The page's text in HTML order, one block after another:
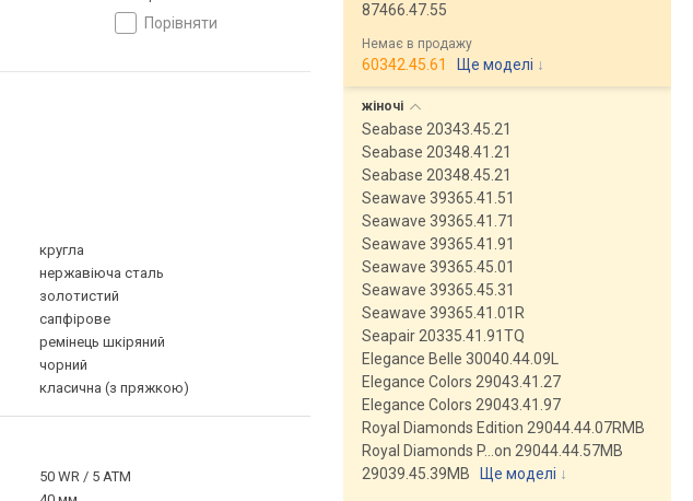
порівняти
кругла
нержавіюча сталь
золотистий
сапфірове
ремінець шкіряний
чорний
класична (з пряжкою)
50 WR / 5 ATM
87466.47.55
Немає в продажу
60342.45.61 Ще моделі ↓
жіночі
Seabase 20343.45.21
Seabase 20348.41.21
Seabase 20348.45.21
Seawave 39365.41.51
Seawave 39365.41.71
Seawave 39365.41.91
Seawave 39365.45.01
Seawave 39365.45.31
Seawave 39365.41.01R
Seapair 20335.41.91TQ
Elegance Belle 30040.44.09L
Elegance Colors 29043.41.27
Elegance Colors 29043.41.97
Royal Diamonds Edition 29044.44.07RMB
Royal Diamonds P…on 29044.44.57MB
29039.45.39MB
Ще моделі ↓